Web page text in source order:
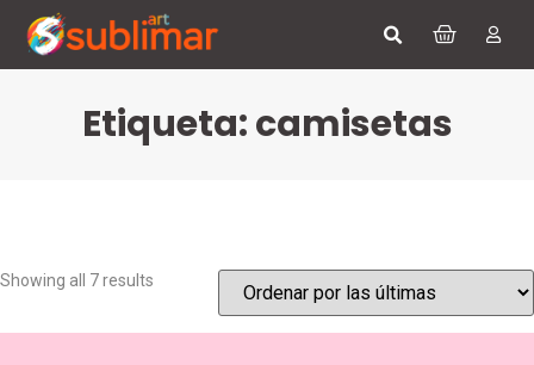
Etiqueta: camisetas
Showing all 7 results